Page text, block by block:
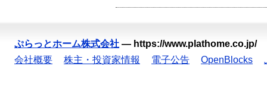
ぷらっとホーム株式会社 — https://www.plathome.co.jp/
会社概要
株主・投資家情報 電子公告 OpenBlocks